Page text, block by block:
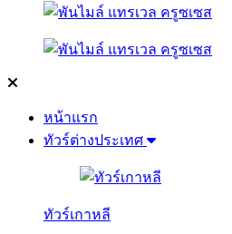
หน้าแรก
ทัวร์ต่างประเทศ
ทัวร์เกาหลี